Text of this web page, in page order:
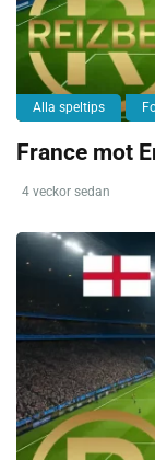
Alla speltips
France mot
4 veckor sedan